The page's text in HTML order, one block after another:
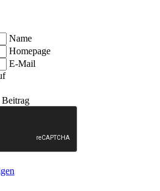
Name
Homepage
E-Mail
Beitrag